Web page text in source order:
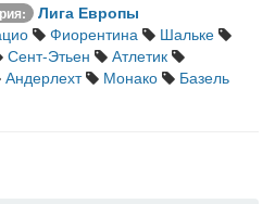
Лига Европы
Фиорентина
Шальке
Сент-Этьен
Атлетик
Андерлехт Монако
Базель